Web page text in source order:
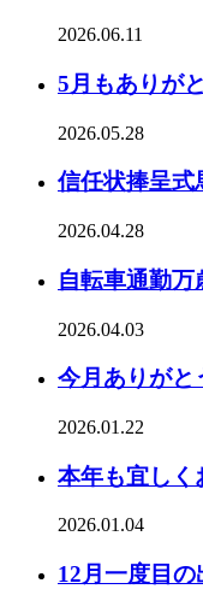
2026.06.11
5月もありが
2026.05.28
信任状捧呈式
2026.04.28
自転車通勤万
2026.04.03
今月ありがと
2026.01.22
本年も宜しく
2026.01.04
12月一度目の